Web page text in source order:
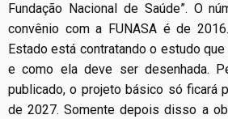
Fundação Nacional de Saúde”. O
convênio com a FUNASA é de
Estado está contratando o estudo
e como ela deve ser desenhada.
publicado, o projeto básico só ficará
de 2027. Somente depois disso a